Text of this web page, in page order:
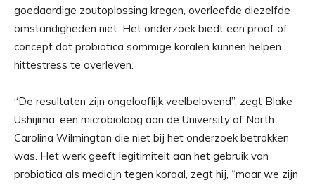
goedaardige zoutoplossing kregen, overleefde diezelfde
omstandigheden niet. Het onderzoek biedt een proof of
concept dat probiotica sommige koralen kunnen helpen
hittestress te overleven.
“De resultaten zijn ongelooflijk veelbelovend”, zegt Blake
Ushijima, een microbioloog aan de University of North
Carolina Wilmington die niet bij het onderzoek betrokken
was. Het werk geeft legitimiteit aan het gebruik van
probiotica als medicijn tegen koraal, zegt hij, “maar we zijn